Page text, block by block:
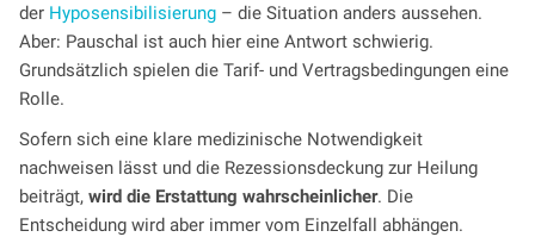
der Hyposensibilisierung– die Situation anders aussehen.
Aber: Pauschal ist auch hier eine Antwort schwierig.
Grundsätzlich spielen die Tarif- und Vertragsbedingungen eine
Rolle.
Sofern sich eine klare medizinische Notwendigkeit
nachweisen lässt und die Rezessionsdeckung zur Heilung
beiträgt, wird die Erstattung wahrscheinlicher. Die
Entscheidung wird aber immer vom Einzelfall abhängen.